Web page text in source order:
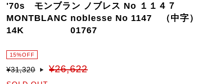
'70s モンブラン ノブレス No １１４７
MONTBLANC noblesse No 1147 （中字）
14K 01767
15%OFF
¥31,320 ¥26,622